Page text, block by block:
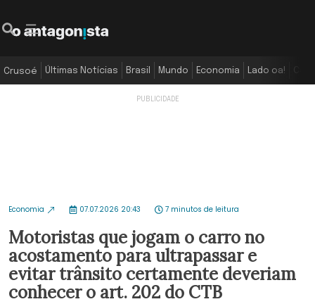
Crusoé Últimas Notícias Brasil Mundo Economia Lado oa!
Economia 07.07.2026 20:43 7 minutos de leitura
Motoristas que jogam o carro no
acostamento para ultrapassar e
evitar trânsito certamente deveriam
conhecer o art. 202 do CTB